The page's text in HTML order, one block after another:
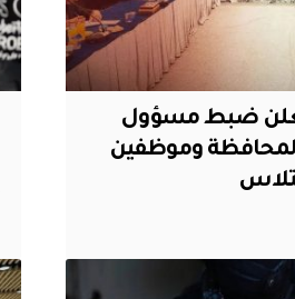
ضبط مسؤول
وموظفين